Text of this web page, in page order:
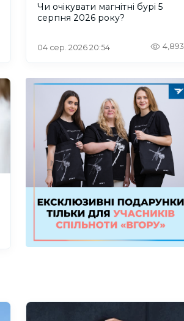
Чи очікувати магнітні бурі 5
серпня 2026 року?
04 сер. 2026 20:54 4,893